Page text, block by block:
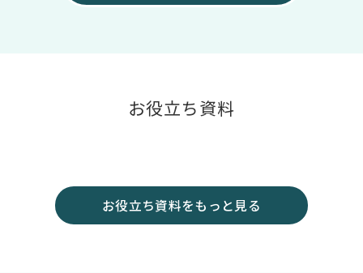
お役立ち資料
お役立ち資料をもっと見る